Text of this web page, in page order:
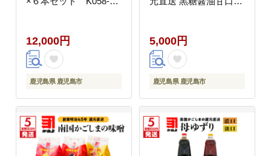
12,000円
鹿児島県 鹿児島市
5,000円
鹿児島県 鹿児島市